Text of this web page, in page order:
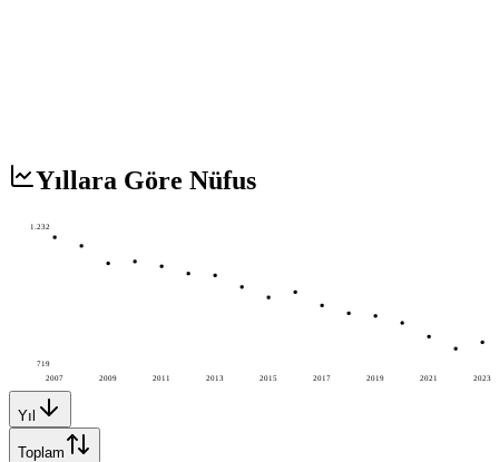
Yıllara Göre Nüfus
2007 2009 2011 2013 2015 2017 2019 2021 2023
1.232
719
Yıl
Toplam